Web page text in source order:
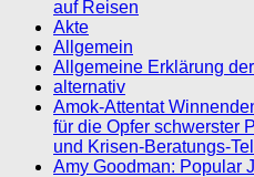
auf Reisen
Akte
Allgemein
Allgemeine Erklärung
alternativ
Amok-Attentat
für die Opfer schwerster
und Krisen-Beratungs-
Amy Goodman: Popular